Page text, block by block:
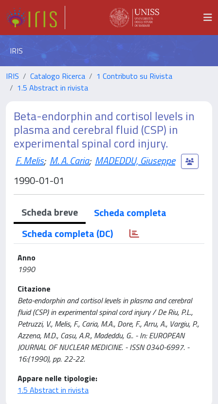
IRIS
IRIS Catalogo Ricerca
1 Contributo su Rivista
1.5 Abstract in rivista
Beta-endorphin and cortisol levels in
plasma and cerebral fluid (CSP) in
experimental spinal cord injury.
F. Melis; M. A. Caria; MADEDDU, Giuseppe
1990-01-01
Scheda breve
Scheda completa
Scheda completa (DC)
Anno
1990
Citazione
Beta-endorphin and cortisol levels in plasma and cerebral
fluid (CSP) in experimental spinal cord injury / De Riu, P.L.,
Petruzzi, V., Melis, F., Caria, M.A., Dore, F., Arru, A., Vargiu, P.,
Azzena, M.D., Casu, A.R., Madeddu, G.. - In: EUROPEAN
JOURNAL OF NUCLEAR MEDICINE. - ISSN 0340-6997. -
16:(1990), pp. 22-22.
Appare nelle tipologie:
1.5 Abstract in rivista